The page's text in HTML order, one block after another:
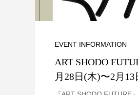
EVENT INFORMATION
ART SHODO
月28日(木)〜2月13